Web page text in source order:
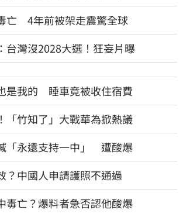
亡 4年前被架走震驚全球
台灣沒2028大選！狂妄片曝
是我的 睡車竟被收住宿費
「竹知了」大戰華為掀熱議
「永遠支持一中」 遭酸爆
？中國人申請護照不通過
毒亡？爆料者急否認他酸爆